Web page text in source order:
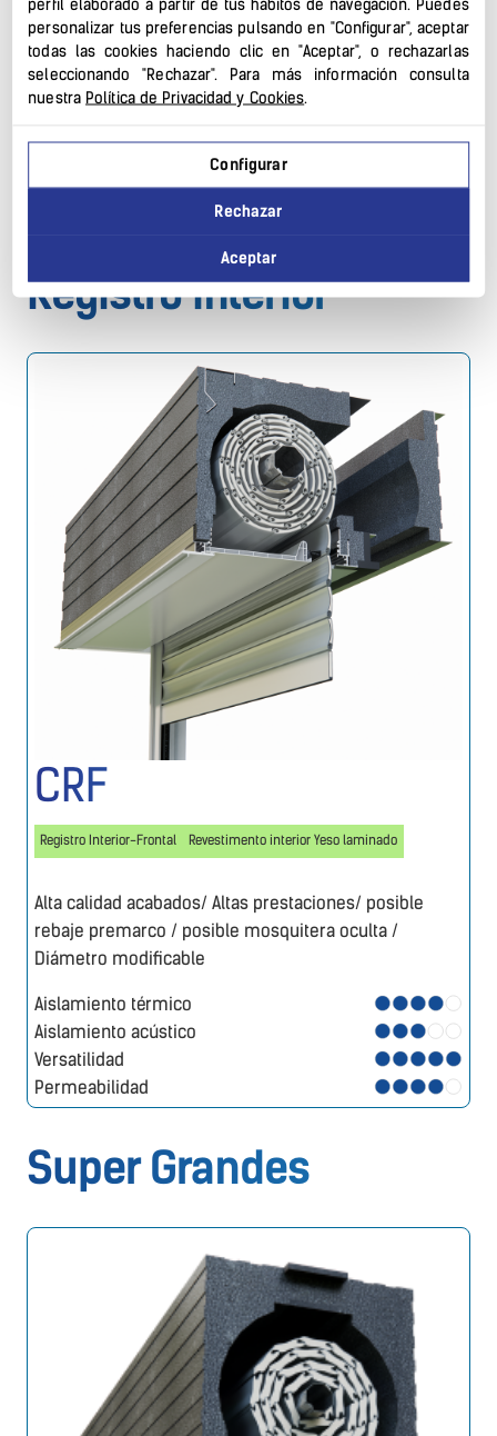
Posible rebaje para premarco / Posible mosquitera
oculta / Diámetro modificado / Opción panel exterior
especial
Versatilidad
Registro Interior
CRF
Registro Interior-Frontal Revestimento interior Yeso laminado
Alta calidad acabados/ Altas prestaciones/ posible
rebaje premarco / posible mosquitera oculta /
Diámetro modificable
Aislamiento térmico
Aislamiento acústico
Versatilidad
Permeabilidad
Super Grandes
perfil elaborado a partir de tus hábitos de navegación. Puedes
personalizar tus preferencias pulsando en "Configurar", aceptar
todas las cookies haciendo clic en "Aceptar", o rechazarlas
seleccionando "Rechazar". Para más información consulta
nuestra Política de Privacidad y Cookies.
Configurar
Rechazar
Aceptar